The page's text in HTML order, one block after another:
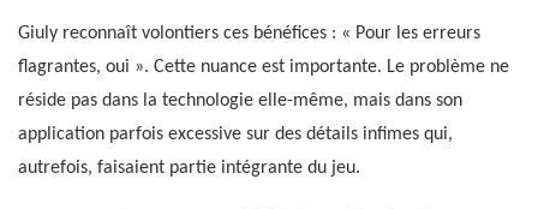
Giuly reconnaît volontiers ces bénéfices : « Pour les erreurs
flagrantes, oui ». Cette nuance est importante. Le problème ne
réside pas dans la technologie elle-même, mais dans son
application parfois excessive sur des détails infimes qui,
autrefois, faisaient partie intégrante du jeu.